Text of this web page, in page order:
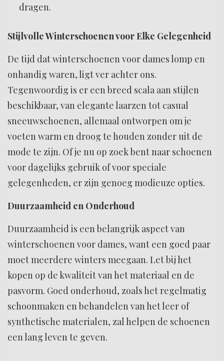
dragen.
Stijlvolle Winterschoenen voor Elke Gelegenheid
De tijd dat winterschoenen voor dames lomp en
onhandig waren, ligt ver achter ons.
Tegenwoordig is er een breed scala aan stijlen
beschikbaar, van elegante laarzen tot casual
sneeuwschoenen, allemaal ontworpen om je
voeten warm en droog te houden zonder uit de
mode te zijn. Of je nu op zoek bent naar schoenen
voor dagelijks gebruik of voor speciale
gelegenheden, er zijn genoeg modieuze opties.
Duurzaamheid en Onderhoud
Duurzaamheid is een belangrijk aspect van
winterschoenen voor dames, want een goed paar
moet meerdere winters meegaan. Let bij het
kopen op de kwaliteit van het materiaal en de
pasvorm. Goed onderhoud, zoals het regelmatig
schoonmaken en behandelen van het leer of
synthetische materialen, zal helpen de schoenen
een lang leven te geven.